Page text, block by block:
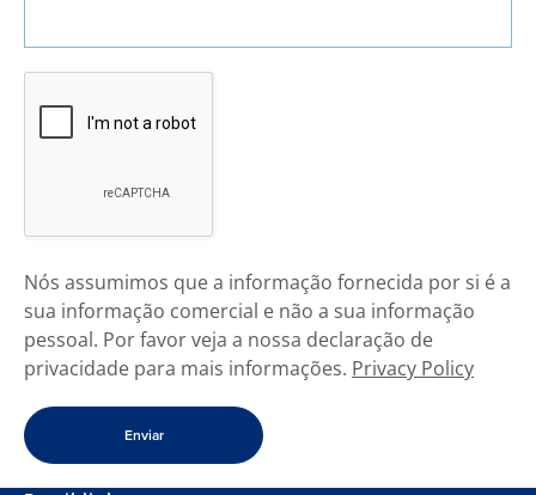
Nós assumimos que a informação fornecida por si é a
sua informação comercial e não a sua informação
pessoal. Por favor veja a nossa declaração de
privacidade para mais informações. Privacy Policy